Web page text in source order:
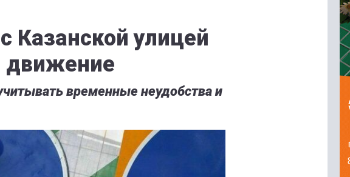
Казанской улицей
движение
временные неудобства и